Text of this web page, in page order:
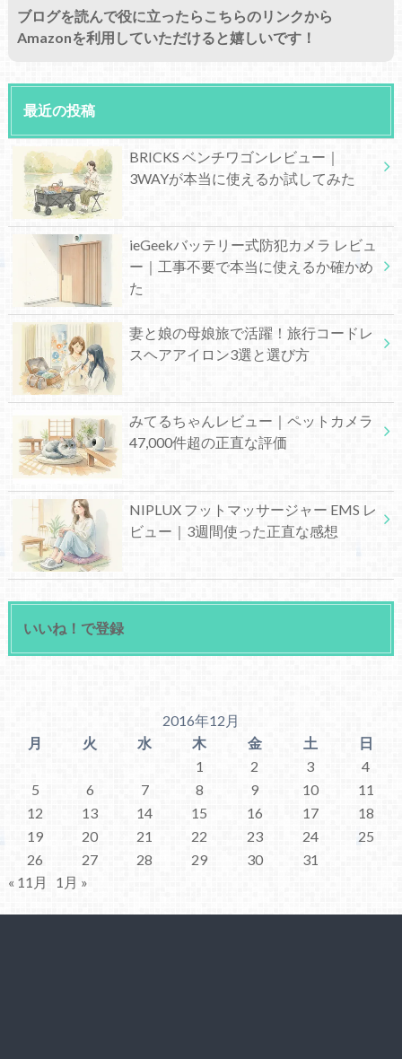
ブログを読んで役に立ったらこちらのリンクから
Amazonを利用していただけると嬉しいです！
最近の投稿
BRICKS ベンチワゴンレビュー｜
3WAYが本当に使えるか試してみた
ieGeekバッテリー式防犯カメラ レビュ
ー｜工事不要で本当に使えるか確かめ
た
妻と娘の母娘旅で活躍！旅行コードレ
スヘアアイロン3選と選び方
みてるちゃんレビュー｜ペットカメラ
47,000件超の正直な評価
NIPLUX フットマッサージャー EMS レ
ビュー｜3週間使った正直な感想
いいね！で登録
2016年12月
月
火 水 木 金 土
日
1
2 3
4
5
6 7 8 9 10
11
12
13 14 15 16 17
18
19
20 21 22 23 24
25
26
27 28 29 30
31
« 11月
1月 »